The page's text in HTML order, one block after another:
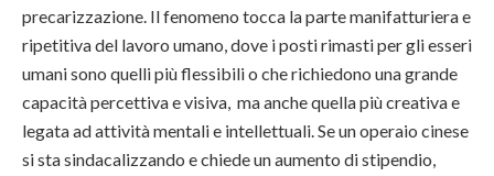
precarizzazione. Il fenomeno tocca la parte manifatturiera e
ripetitiva del lavoro umano, dove i posti rimasti per gli esseri
umani sono quelli più flessibili o che richiedono una grande
capacità percettiva e visiva, ma anche quella più creativa e
legata ad attività mentali e intellettuali. Se un operaio cinese
si sta sindacalizzando e chiede un aumento di stipendio,